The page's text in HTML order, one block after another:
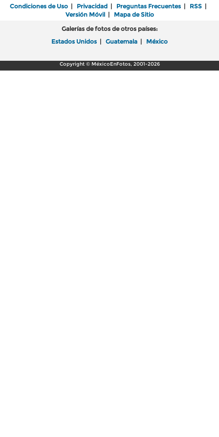
Condiciones de Uso | Privacidad | Preguntas Frecuentes | RSS |
Versión Móvil| Mapa de Sitio
Galerías de fotos de otros países:
Estados Unidos | Guatemala | México
Copyright © MéxicoEnFotos, 2001-2026